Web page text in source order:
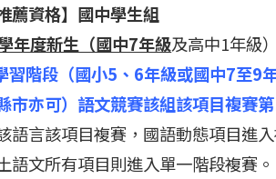
薦資格】國中學生組
年度新生（國中7年級及高中1年級
習階段（國小5、6年級或國中7至9
市亦可）語文競賽該組該項目複賽
語言該項目複賽，國語動態項目進
語文所有項目則進入單一階段複賽。